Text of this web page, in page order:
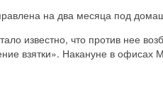
на два месяца под
известно, что против нее
взятки». Накануне в